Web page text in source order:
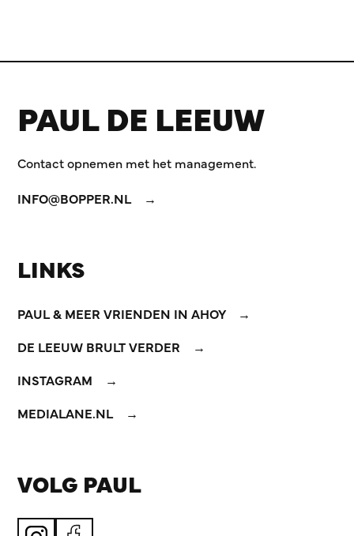
PAUL DE LEEUW
Contact opnemen met het management.
INFO@BOPPER.NL
LINKS
PAUL & MEER VRIENDEN IN AHOY
DE LEEUW BRULT VERDER
INSTAGRAM
MEDIALANE.NL
VOLG PAUL